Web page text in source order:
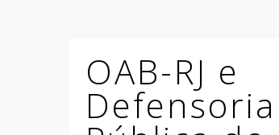
OAB-RJ e
Defensoria